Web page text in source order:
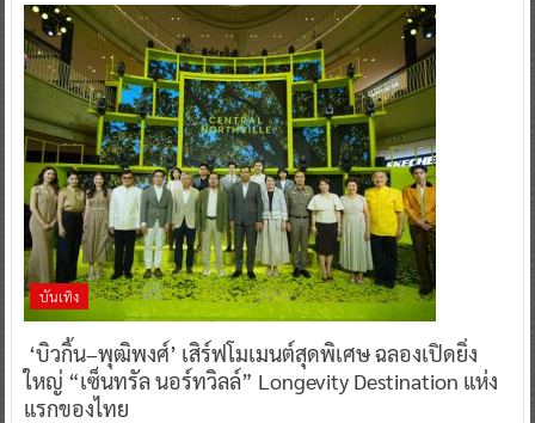
บันเทิง
‘บิวกิ้น–พุฒิพงศ์’ เสิร์ฟโมเมนต์สุดพิเศษ ฉลองเปิดยิ่ง
ใหญ่ “เซ็นทรัล นอร์ทวิลล์” Longevity Destination แห่ง
แรกของไทย